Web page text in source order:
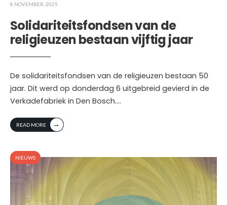
8 NOVEMBER, 2025
Solidariteitsfondsen van de
religieuzen bestaan vijftig jaar
De solidariteitsfondsen van de religieuzen bestaan 50
jaar. Dit werd op donderdag 6 uitgebreid gevierd in de
Verkadefabriek in Den Bosch....
READ MORE →
NIEUWS